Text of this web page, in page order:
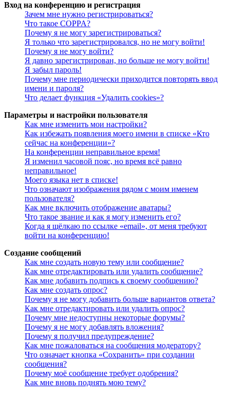
Вход на конференцию и регистрация
Зачем мне нужно регистрироваться?
Что такое COPPA?
Почему я не могу зарегистрироваться?
Я только что зарегистрировался, но не могу войти!
Почему я не могу войти?
Я давно зарегистрирован, но больше не могу войти!
Я забыл пароль!
Почему мне периодически приходится повторять ввод
имени и пароля?
Что делает функция «Удалить cookies»?
Параметры и настройки пользователя
Как мне изменить мои настройки?
Как избежать появления моего имени в списке «Кто
сейчас на конференции»?
На конференции неправильное время!
Я изменил часовой пояс, но время всё равно
неправильное!
Моего языка нет в списке!
Что означают изображения рядом с моим именем
пользователя?
Как мне включить отображение аватары?
Что такое звание и как я могу изменить его?
Когда я щёлкаю по ссылке «email», от меня требуют
войти на конференцию!
Создание сообщений
Как мне создать новую тему или сообщение?
Как мне отредактировать или удалить сообщение?
Как мне добавить подпись к своему сообщению?
Как мне создать опрос?
Почему я не могу добавить больше вариантов ответа?
Как мне отредактировать или удалить опрос?
Почему мне недоступны некоторые форумы?
Почему я не могу добавлять вложения?
Почему я получил предупреждение?
Как мне пожаловаться на сообщения модератору?
Что означает кнопка «Сохранить» при создании
сообщения?
Почему моё сообщение требует одобрения?
Как мне вновь поднять мою тему?